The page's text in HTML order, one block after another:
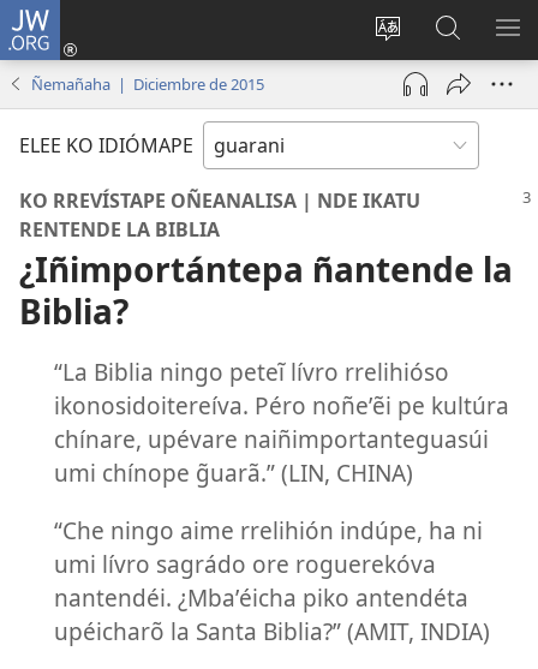
JW.ORG
Ekambia
ótro
idiómape
Emoñepyrũ
ne
sesión
(abre
una
ventana)
Eheka
JW.ORG
Ñemañaha | Diciembre de 2015
ELEE KO IDIÓMAPE
KO RREVÍSTAPE OÑEANALISA | NDE IKATU
RENTENDE LA BIBLIA
¿Iñimportántepa ñantende la
Biblia?
“La Biblia ningo peteĩ lívro rrelihióso
ikonosidoitereíva. Péro noñeʼẽi pe kultúra
chínare, upévare naiñimportanteguasúi
umi chínope g̃uarã.” (LIN, CHINA)
“Che ningo aime rrelihión indúpe, ha ni
umi lívro sagrádo ore roguerekóva
nantendéi. ¿Mbaʼéicha piko antendéta
upéicharõ la Santa Biblia?” (AMIT, INDIA)